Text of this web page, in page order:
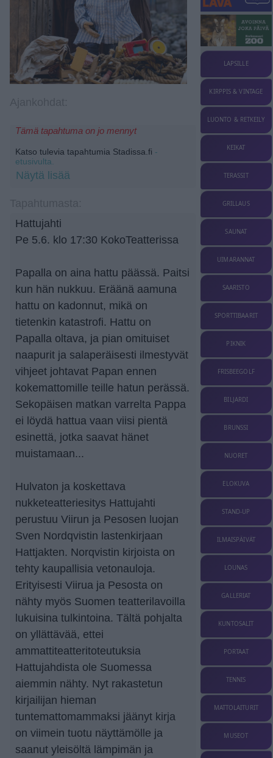
Tämä tapahtuma on jo mennyt
Katso tulevia tapahtumia Stadissa.fi -
etusivulta.
Näytä lisää
Hattujahti
Pe 5.6. klo 17:30 KokoTeatterissa
Papalla on aina hattu päässä. Paitsi
kun hän nukkuu. Eräänä aamuna
hattu on kadonnut, mikä on
tietenkin katastrofi. Hattu on
Papalla oltava, ja pian omituiset
naapurit ja salaperäisesti ilmestyvät
vihjeet johtavat Papan ennen
kokemattomille teille hatun perässä.
Sekopäisen matkan varrelta Pappa
ei löydä hattua vaan viisi pientä
esinettä, jotka saavat hänet
muistamaan...
Hulvaton ja koskettava
nukketeatteriesitys Hattujahti
perustuu Viirun ja Pesosen luojan
Sven Nordqvistin lastenkirjaan
Hattjakten. Norqvistin kirjoista on
tehty kaupallisia vetonauloja.
Erityisesti Viirua ja Pesosta on
nähty myös Suomen teatterilavoilla
lukuisina tulkintoina. Tältä pohjalta
on yllättävää, ettei
ammattiteatteritoteutuksia
Hattujahdista ole Suomessa
aiemmin nähty. Nyt rakastetun
kirjailijan hieman
tuntemattomammaksi jäänyt kirja
on viimein tuotu näyttämölle ja
saanut yleisöltä lämpimän ja
LAPSILLE
KIRPPIS & VINTAGE
LUONTO & RETKEILY
KEIKAT
TERASSIT
GRILLAUS
SAUNAT
UIMARANNAT
SAARISTO
SPORTTIBAARIT
PIKNIK
FRISBEEGOLF
BILJARDI
BRUNSSI
NUORET
ELOKUVA
STAND-UP
ILMAISPÄIVÄT
LOUNAS
GALLERIAT
KUNTOSALIT
PORTAAT
TENNIS
MATTOLAITURIT
MUSEOT